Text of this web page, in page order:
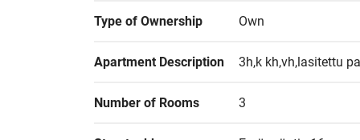
Type of Ownership Own
Apartment Description 3h,k kh,vh,lasitettu
Number of Rooms 3